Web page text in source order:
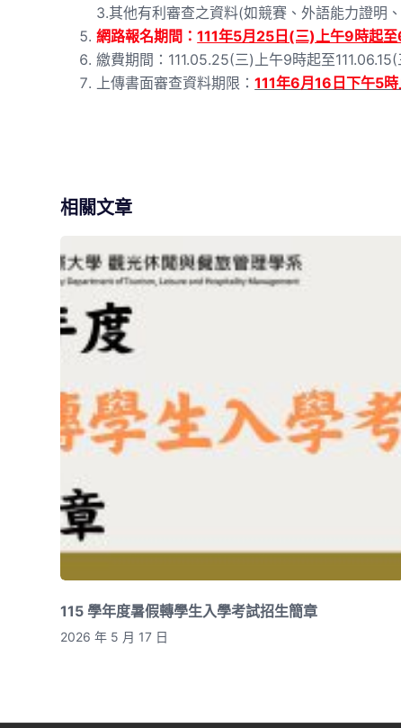
3.其他有利審查之資料(如競賽、外語能力證明
網路報名期間：111年5月25日(三)上午9時起
繳費期間：111.05.25(三)上午9時起至
上傳書面審查資料期限：111年6月16日下午5
相關文章
115 學年度暑假轉學生入學考試招生簡章
2026 年 5 月 17 日